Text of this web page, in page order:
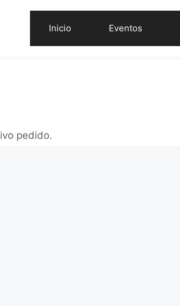
Inicio Eventos
pedido.